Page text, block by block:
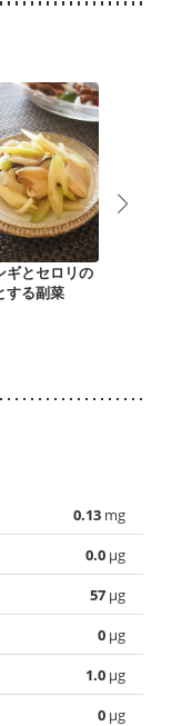
ギとセロリの
する副菜
0.13 mg
0.0 µg
57 µg
0 µg
1.0 µg
0 µg